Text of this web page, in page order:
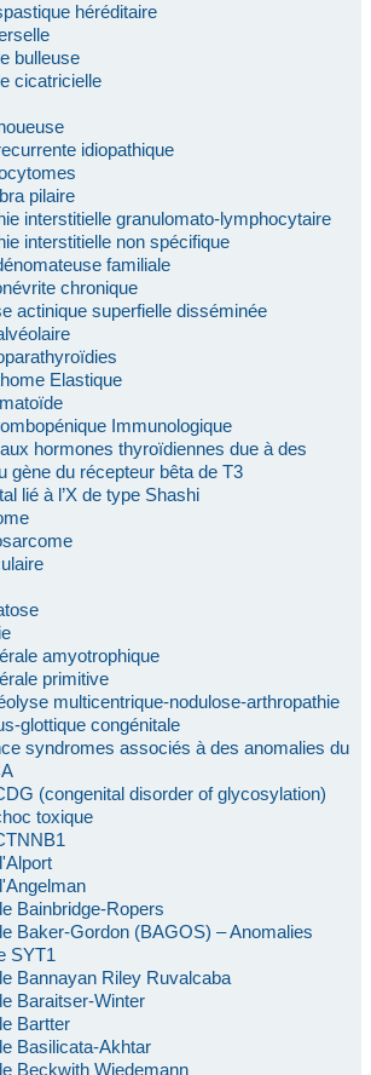
héréditaire
bulleuse
cicatricielle
idiopathique
pilaire
interstitielle granulomato-lymphocytaire
interstitielle non spécifique
familiale
chronique
actinique superfielle disséminée
Elastique
Immunologique
hormones thyroïdiennes due à des
gène du récepteur bêta de T3
lié à l’X de type Shashi
amyotrophique
primitive
multicentrique-nodulose-arthropathie
glottique congénitale
syndromes associés à des anomalies du
(congenital disorder of glycosylation)
toxique
Bainbridge-Ropers
Baker-Gordon (BAGOS) – Anomalies
SYT1
Bannayan Riley Ruvalcaba
Baraitser-Winter
Bartter
Basilicata-Akhtar
Beckwith Wiedemann